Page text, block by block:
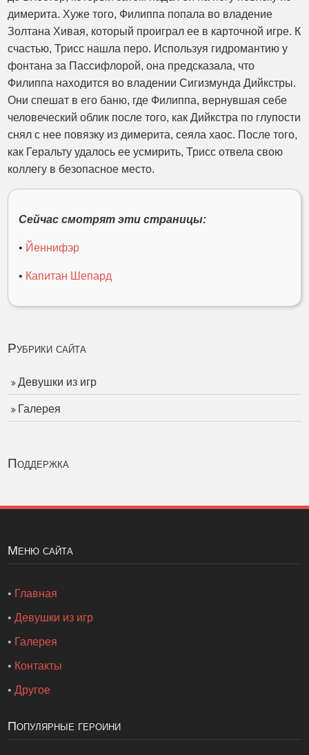
димерита. Хуже того, Филиппа попала во владение
Золтана Хивая, который проиграл ее в карточной игре. К
счастью, Трисс нашла перо. Используя гидромантию у
фонтана за Пассифлорой, она предсказала, что
Филиппа находится во владении Сигизмунда Дийкстры.
Они спешат в его баню, где Филиппа, вернувшая себе
человеческий облик после того, как Дийкстра по глупости
снял с нее повязку из димерита, сеяла хаос. После того,
как Геральту удалось ее усмирить, Трисс отвела свою
коллегу в безопасное место.
Сейчас смотрят эти страницы:
• Йеннифэр
• Капитан Шепард
Рубрики сайта
Девушки из игр
Галерея
Поддержка
Меню сайта
• Главная
•Девушки из игр
• Галерея
• Контакты
•Другое
Популярные героини